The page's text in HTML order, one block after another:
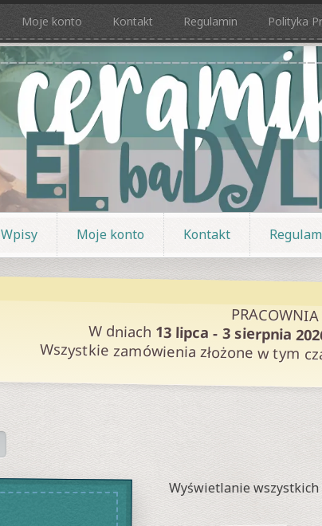
Moje konto Kontakt Regulamin Polityka
Wpisy Moje konto Kontakt
W dniach 13 lipca - 3 sierpnia
Wszystkie zamówienia złożone w tym
Wyświetlanie wszystkich